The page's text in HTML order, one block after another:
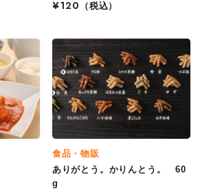
¥120
（税込）
食品・物販
ありがとう。かりんとう。 60
g